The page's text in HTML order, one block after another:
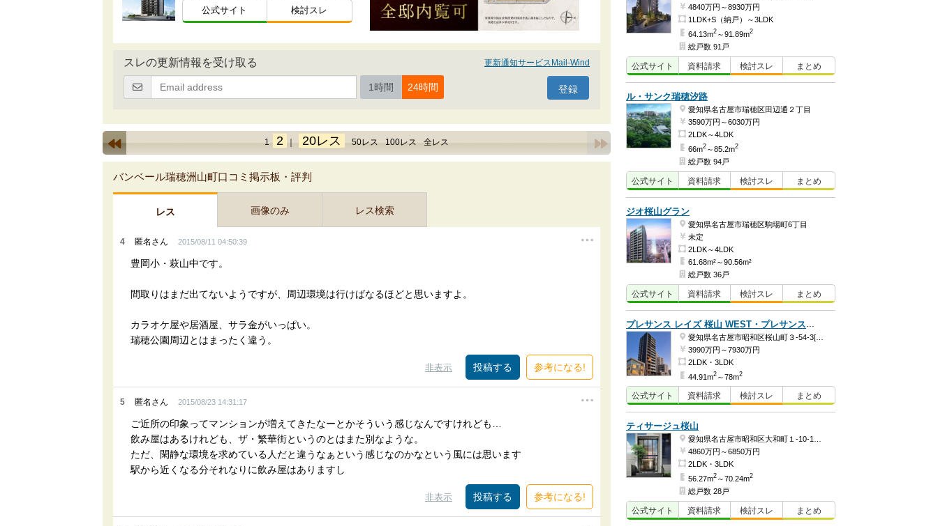
公式サイト 検討スレ
スレの更新情報を受け取る 更新通知サービスMail-Wind
1時間 24時間
1 2 ｜ 20レス 50レス 100レス 全レス
バンベール瑞穂洲山町口コミ掲示板・評判
レス 画像のみ レス検索
4 匿名さん 2015/08/11 04:50:39
豊岡小・萩山中です。
間取りはまだ出てないようですが、周辺環境は行けばなるほどと思いますよ。
カラオケ屋や居酒屋、サラ金がいっぱい。
瑞穂公園周辺とはまったく違う。
非表示 参考になる!
5 匿名さん 2015/08/23 14:31:17
ご近所の印象ってマンションが増えてきたなーとかそういう感じなんですけれども…
飲み屋はあるけれども、ザ・繁華街というのとはまた別なような。
ただ、閑静な環境を求めている人だと違うなぁという感じなのかなという風には思います
駅から近くなる分それなりに飲み屋はありますし
非表示 参考になる!
4840万円～8930万円
1LDK+S（納戸）～3LDK
64.13m2 ～91.89m2
総戸数 91戸
公式サイト 資料請求 検討スレ まとめ
ル・サンク瑞穂汐路
愛知県名古屋市瑞穂区田辺通２丁目
3590万円～6030万円
2LDK～4LDK
66m2 ～85.2m2
総戸数 94戸
公式サイト 資料請求 検討スレ まとめ
ジオ桜山グラン
愛知県名古屋市瑞穂区駒場町6丁目
未定
2LDK～4LDK
61.68m²～90.56m²
総戸数 36戸
公式サイト 資料請求 検討スレ まとめ
プレサンス レイズ 桜山 WEST・プレサンス レイズ 桜山 EAST
3990万円～7930万円
2LDK・3LDK
44.91m2 ～78m2
公式サイト 資料請求 検討スレ まとめ
ティサージュ桜山
愛知県名古屋市昭和区大和町１-10-1ほか
4860万円～6850万円
2LDK・3LDK
56.27m2 ～70.24m2
総戸数 28戸
公式サイト 資料請求 検討スレ まとめ